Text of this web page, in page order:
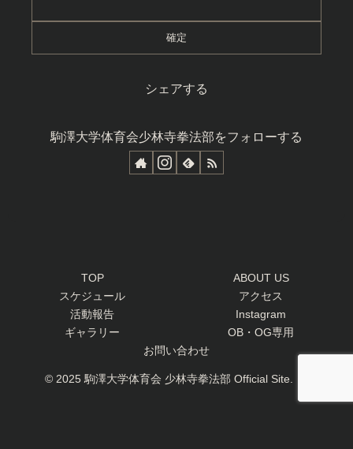
シェアする
駒澤大学体育会少林寺拳法部をフォローする
TOP
ABOUT US
スケジュール
アクセス
活動報告
Instagram
ギャラリー
OB・OG専用
お問い合わせ
© 2025 駒澤大学体育会 少林寺拳法部 Official Site.